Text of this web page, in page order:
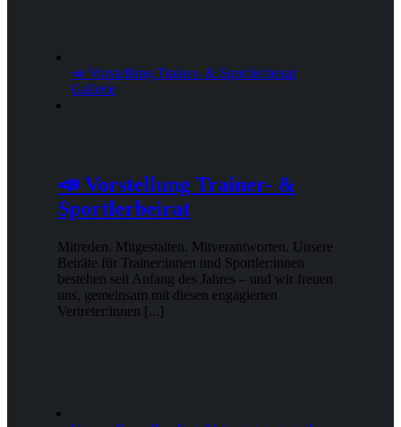
📣 Vorstellung Trainer- & Sportlerbeirat
Gallerie
📣 Vorstellung Trainer- &
Sportlerbeirat
Mitreden. Mitgestalten. Mitverantworten. Unsere
Beiräte für Trainer:innen und Sportler:innen
bestehen seit Anfang des Jahres – und wir freuen
uns, gemeinsam mit diesen engagierten
Vertreter:innen [...]